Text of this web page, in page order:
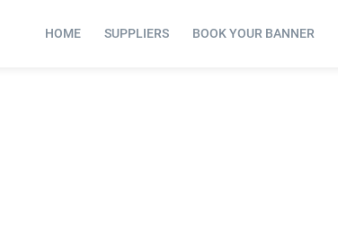
HOME SUPPLIERS BOOK YOUR BANNER